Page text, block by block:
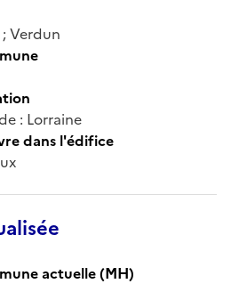
Verdun
: Lorraine
dans l'édifice
actuelle (MH)